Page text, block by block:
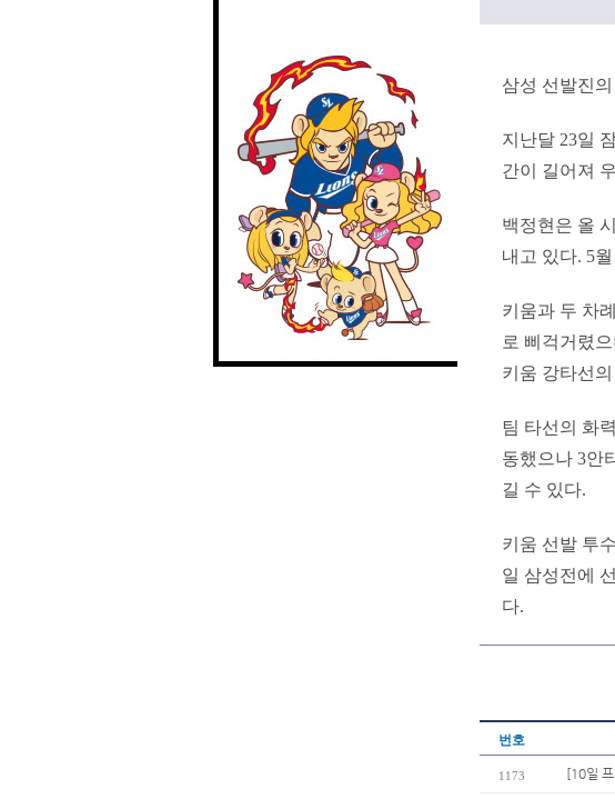
삼성 선발진
지난달 23일
간이 길어져
백정현은 올
내고 있다. 5
키움과 두 차
로 삐걱거렸
키움 강타선
팀 타선의 화
동했으나 3안
길 수 있다.
키움 선발 투
일 삼성전에
다.
번호
1173 [10일